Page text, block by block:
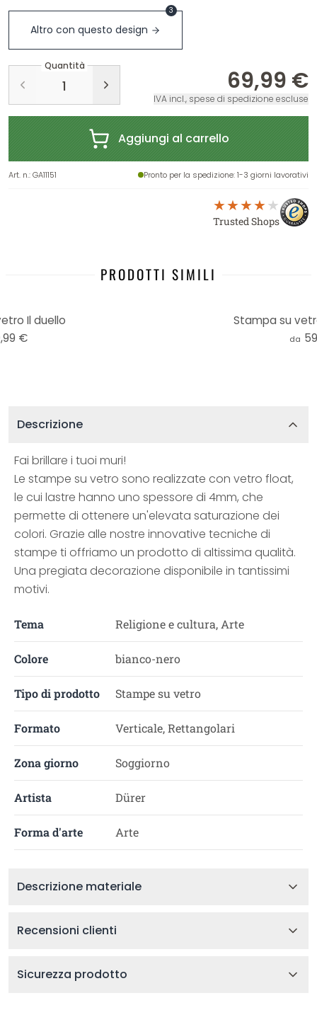
Altro con questo design
3
Quantità
69,99 €
IVA incl., spese di spedizione escluse
Aggiungi al carrello
Art. n.:GA11151 Pronto per la spedizione: 1-3 giorni lavorativi
Trusted Shops
PRODOTTI SIMILI
Il duello
€
Stampa su
da
Descrizione
Fai brillare i tuoi muri!
Le stampe su vetro sono realizzate con vetro float,
le cui lastre hanno uno spessore di 4mm, che
permette di ottenere un'elevata saturazione dei
colori. Grazie alle nostre innovative tecniche di
stampe ti offriamo un prodotto di altissima qualità.
Una pregiata decorazione disponibile in tantissimi
motivi.
Tema Religione e cultura, Arte
Colore bianco-nero
Tipo di prodotto Stampe su vetro
Formato Verticale, Rettangolari
Zona giorno Soggiorno
Artista Dürer
Forma d'arte Arte
Descrizione materiale
Recensioni clienti
Sicurezza prodotto